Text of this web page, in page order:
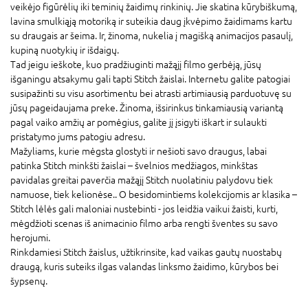
veikėjo figūrėlių iki teminių žaidimų rinkinių. Jie skatina kūrybiškumą,
lavina smulkiąją motoriką ir suteikia daug įkvėpimo žaidimams kartu
su draugais ar šeima. Ir, žinoma, nukelia į magišką animacijos pasaulį,
kupiną nuotykių ir išdaigų.
Tad jeigu ieškote, kuo pradžiuginti mažąjį filmo gerbėją, jūsų
išganingu atsakymu gali tapti Stitch žaislai. Internetu galite patogiai
susipažinti su visu asortimentu bei atrasti artimiausią parduotuvę su
jūsų pageidaujama preke. Žinoma, išsirinkus tinkamiausią variantą
pagal vaiko amžių ar pomėgius, galite jį įsigyti iškart ir sulaukti
pristatymo jums patogiu adresu.
Mažyliams, kurie mėgsta glostyti ir nešioti savo draugus, labai
patinka Stitch minkšti žaislai – švelnios medžiagos, minkštas
pavidalas greitai paverčia mažąjį Stitch nuolatiniu palydovu tiek
namuose, tiek kelionėse.. O besidomintiems kolekcijomis ar klasika –
Stitch lėlės gali maloniai nustebinti - jos leidžia vaikui žaisti, kurti,
mėgdžioti scenas iš animacinio filmo arba rengti šventes su savo
herojumi.
Rinkdamiesi Stitch žaislus, užtikrinsite, kad vaikas gautų nuostabų
draugą, kuris suteiks ilgas valandas linksmo žaidimo, kūrybos bei
šypsenų.